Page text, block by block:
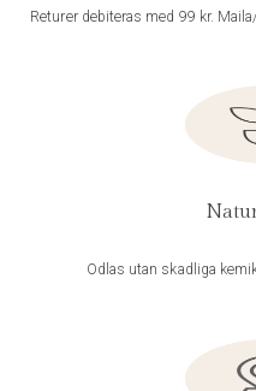
Returer debiteras med 99 kr.
Odlas utan skadliga